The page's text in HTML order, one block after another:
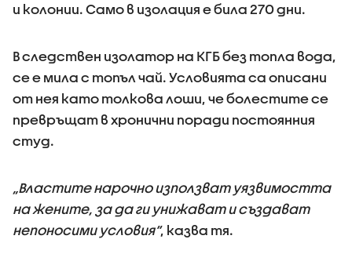
и колонии. Само в изолация е била 270 дни.
В следствен изолатор на КГБ без топла вода,
се е мила с топъл чай. Условията са описани
от нея като толкова лоши, че болестите се
превръщат в хронични поради постоянния
студ.
„Властите нарочно използват уязвимостта
на жените, за да ги унижават и създават
непоносими условия“, казва тя.